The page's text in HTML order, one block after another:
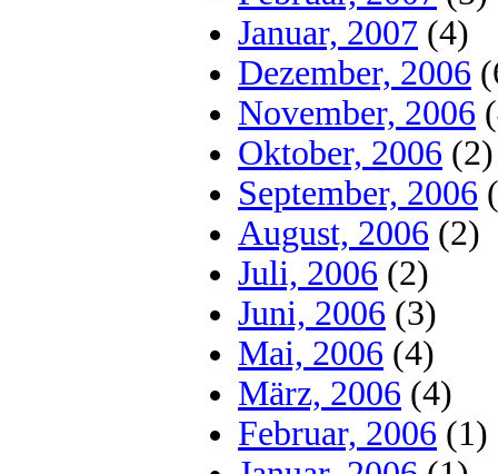
Januar, 2007 (4)
Dezember, 2006
November, 2006
Oktober, 2006 (2)
September, 2006
August, 2006 (2)
Juli, 2006 (2)
Juni, 2006 (3)
Mai, 2006 (4)
März, 2006 (4)
Februar, 2006 (1)